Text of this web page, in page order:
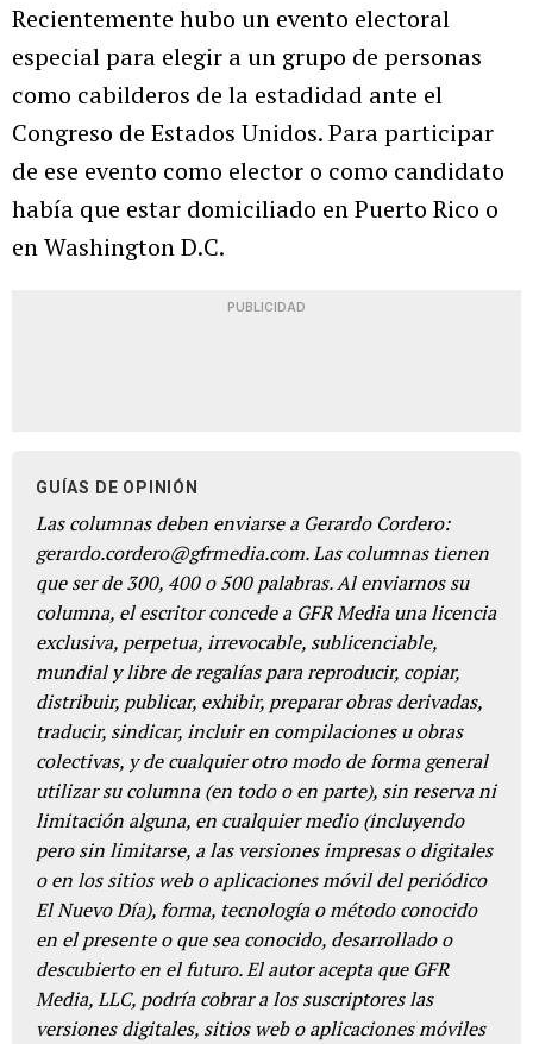
Recientemente hubo un evento electoral
especial para elegir a un grupo de personas
como cabilderos de la estadidad ante el
Congreso de Estados Unidos. Para participar
de ese evento como elector o como candidato
había que estar domiciliado en Puerto Rico o
en Washington D.C.
PUBLICIDAD
GUÍAS DE OPINIÓN
Las columnas deben enviarse a Gerardo Cordero:
gerardo.cordero@gfrmedia.com. Las columnas tienen
que ser de 300, 400 o 500 palabras. Al enviarnos su
columna, el escritor concede a GFR Media una licencia
exclusiva, perpetua, irrevocable, sublicenciable,
mundial y libre de regalías para reproducir, copiar,
distribuir, publicar, exhibir, preparar obras derivadas,
traducir, sindicar, incluir en compilaciones u obras
colectivas, y de cualquier otro modo de forma general
utilizar su columna (en todo o en parte), sin reserva ni
limitación alguna, en cualquier medio (incluyendo
pero sin limitarse, a las versiones impresas o digitales
o en los sitios web o aplicaciones móvil del periódico
El Nuevo Día), forma, tecnología o método conocido
en el presente o que sea conocido, desarrollado o
descubierto en el futuro. El autor acepta que GFR
Media, LLC, podría cobrar a los suscriptores las
versiones digitales, sitios web o aplicaciones móviles